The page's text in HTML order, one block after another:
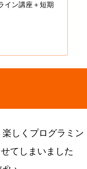
イン講座＋短期
しくプログラミン
てしまいました